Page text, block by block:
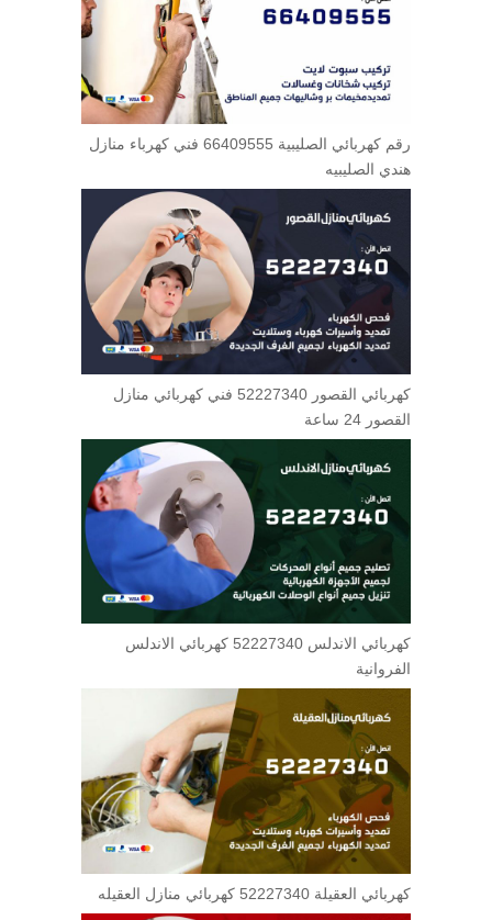
رقم كهربائي الصليبية 66409555 فني كهرباء منازل
هندي الصليبيه
كهربائي القصور 52227340 فني كهربائي منازل
القصور 24 ساعة
كهربائي الاندلس 52227340 كهربائي الاندلس
الفروانية
كهربائي العقيلة 52227340 كهربائي منازل العقيله